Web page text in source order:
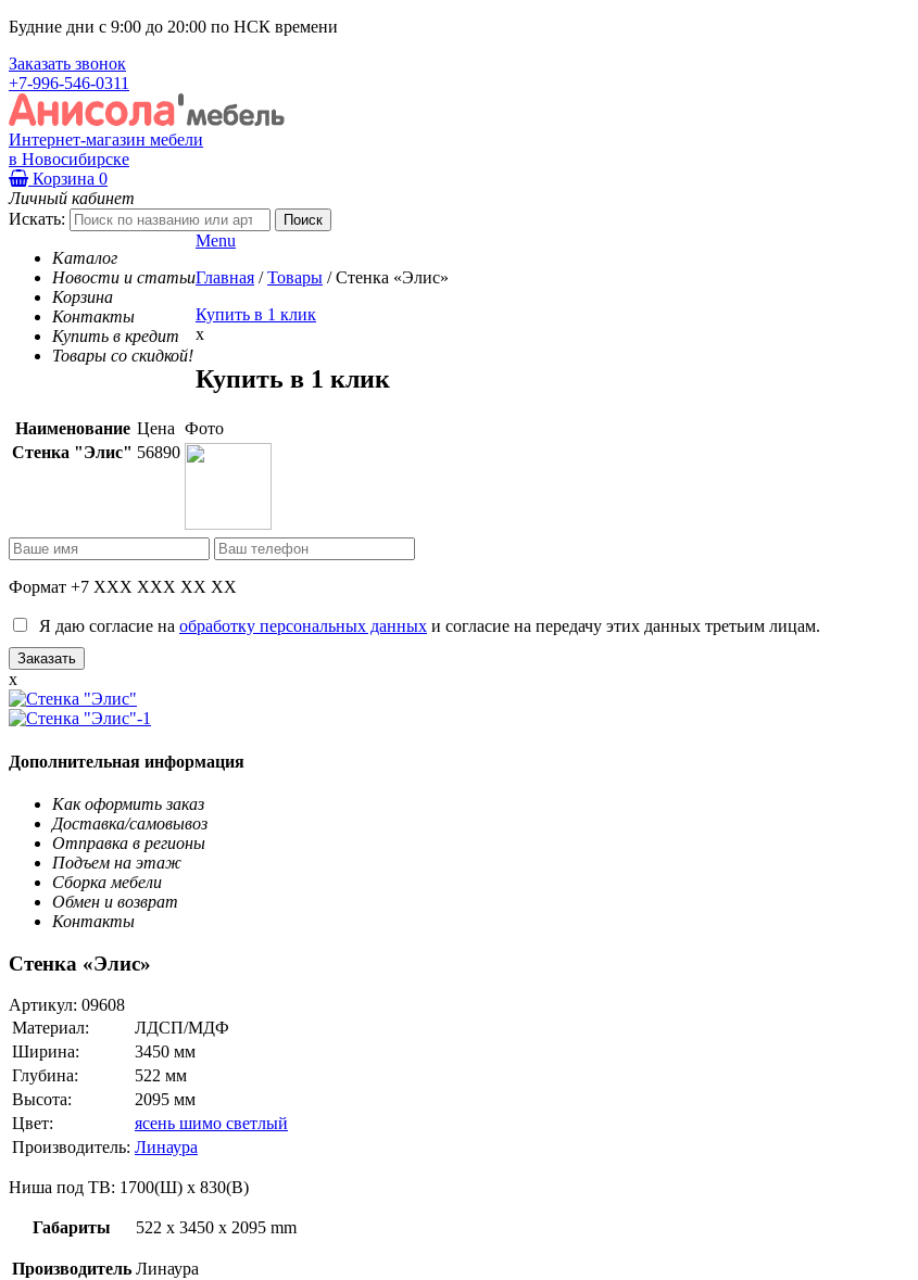
Будние дни с 9:00 до 20:00 по НСК времени
Заказать звонок
+7-996-546-0311
Интернет-магазин мебели
в Новосибирске
Корзина 0
Личный кабинет
Искать:
Каталог
Новости и статьи
Корзина
Контакты
Купить в кредит
Товары со скидкой!
Menu
Главная / Товары / Стенка «Элис»
Купить в 1 клик
x
Купить в 1 клик
Наименование Цена Фото
Стенка "Элис" 56890
Формат +7 XXX XXX XX XX
Я даю согласие на обработку персональных данных и согласие на передачу этих данных третьим лицам.
x
Дополнительная информация
Как оформить заказ
Доставка/самовывоз
Отправка в регионы
Подъем на этаж
Сборка мебели
Обмен и возврат
Контакты
Стенка «Элис»
Артикул: 09608
Материал:
ЛДСП/МДФ
Ширина:
3450 мм
Глубина:
522 мм
Высота:
2095 мм
Цвет:
ясень шимо светлый
Производитель: Линаура
Ниша под ТВ: 1700(Ш) х 830(В)
Габариты 522 x 3450 x 2095 mm
Производитель Линаура